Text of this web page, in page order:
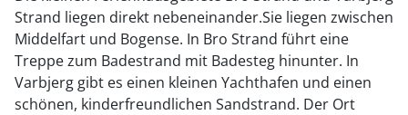
Strand liegen direkt nebeneinander.Sie liegen zwischen
Middelfart und Bogense. In Bro Strand führt eine
Treppe zum Badestrand mit Badesteg hinunter. In
Varbjerg gibt es einen kleinen Yachthafen und einen
schönen, kinderfreundlichen Sandstrand. Der Ort